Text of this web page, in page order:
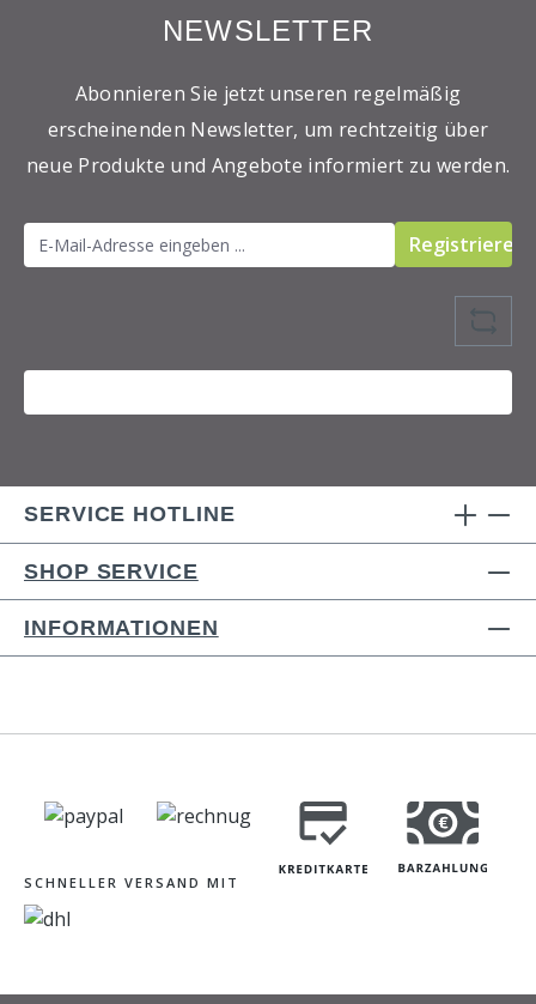
NEWSLETTER
Abonnieren Sie jetzt unseren regelmäßig
erscheinenden Newsletter, um rechtzeitig über
neue Produkte und Angebote informiert zu werden.
Registrieren
SERVICE HOTLINE
SHOP SERVICE
INFORMATIONEN
SCHNELLER VERSAND MIT